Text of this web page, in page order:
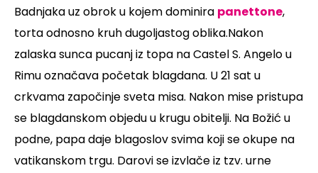
Badnjaka uz obrok u kojem dominira panettone,
torta odnosno kruh dugoljastog oblika.Nakon
zalaska sunca pucanj iz topa na Castel S. Angelo u
Rimu označava početak blagdana. U 21 sat u
crkvama započinje sveta misa. Nakon mise pristupa
se blagdanskom objedu u krugu obitelji. Na Božić u
podne, papa daje blagoslov svima koji se okupe na
vatikanskom trgu. Darovi se izvlače iz tzv. urne